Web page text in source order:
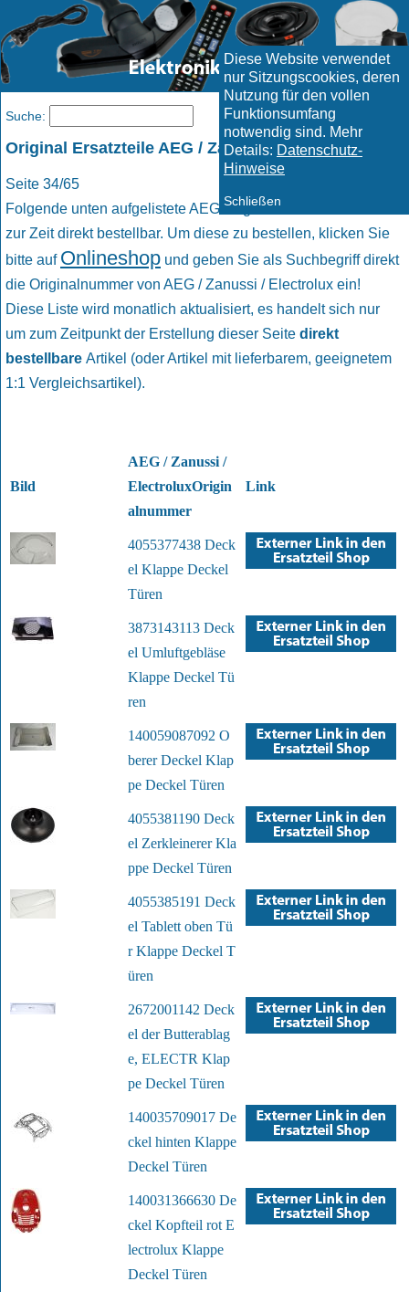
Diese Website verwendet
nur Sitzungscookies, deren
Nutzung für den vollen
Funktionsumfang
notwendig sind. Mehr
Details: Datenschutz-
Hinweise
Schließen
Original Ersatzteile AEG / Zanussi / Electrolux
Seite 34/65
Folgende unten aufgelistete AEG Original Ersatzteile sind
zur Zeit direkt bestellbar. Um diese zu bestellen, klicken Sie
bitte auf Onlineshop und geben Sie als Suchbegriff direkt
die Originalnummer von AEG / Zanussi / Electrolux ein!
Diese Liste wird monatlich aktualisiert, es handelt sich nur
um zum Zeitpunkt der Erstellung dieser Seite direkt
bestellbare Artikel (oder Artikel mit lieferbarem, geeignetem
1:1 Vergleichsartikel).
Bild
AEG / Zanussi /
ElectroluxOrigin
alnummer
Link
4055377438 Deck
el Klappe Deckel
Türen
3873143113 Deck
el Umluftgebläse
Klappe Deckel Tü
ren
140059087092 O
berer Deckel Klap
pe Deckel Türen
4055381190 Deck
el Zerkleinerer Kla
ppe Deckel Türen
4055385191 Deck
el Tablett oben Tü
r Klappe Deckel T
üren
2672001142 Deck
el der Butterablag
e, ELECTR Klap
pe Deckel Türen
140035709017 De
ckel hinten Klappe
Deckel Türen
140031366630 De
ckel Kopfteil rot E
lectrolux Klappe
Deckel Türen
Suche: